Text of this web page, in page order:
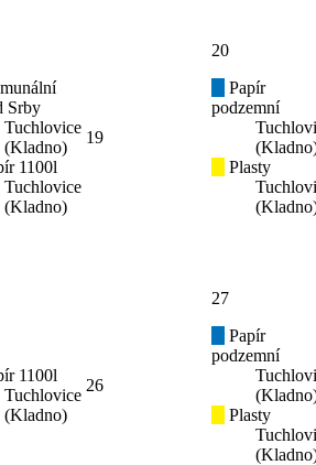
Srby
Tuchlovice
(Kladno)
1100l
Tuchlovice
(Kladno)
19
20
Papír
podzemní
Plasty
1100l
Tuchlovice
(Kladno)
26
27
Papír
podzemní
Plasty